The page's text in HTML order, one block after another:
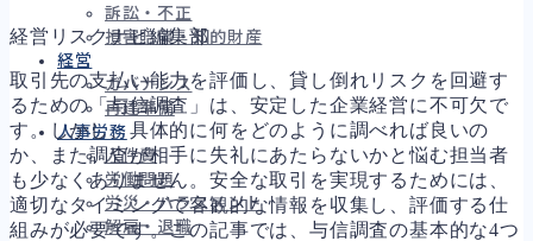
訴訟・不正
損害賠償・知的財産
経営
ガバナンス
再建準備
人事労務
人件費
労働問題
労災・ハラスメント
解雇・退職
経営リスクナビ編集部
取引先の支払い能力を評価し、貸し倒れリスクを回避す
るための「与信調査」は、安定した企業経営に不可欠で
す。しかし、具体的に何をどのように調べれば良いの
か、また調査が相手に失礼にあたらないかと悩む担当者
も少なくありません。安全な取引を実現するためには、
適切なタイミングで客観的な情報を収集し、評価する仕
組みが必要です。この記事では、与信調査の基本的な4つ